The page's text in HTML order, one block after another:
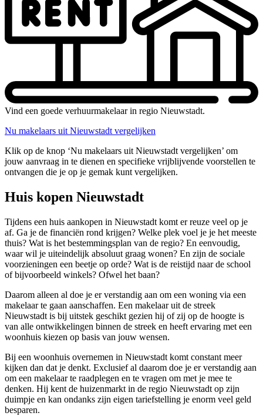
Vind een goede verhuurmakelaar in regio Nieuwstadt.
Nu makelaars uit Nieuwstadt vergelijken
Klik op de knop ‘Nu makelaars uit Nieuwstadt vergelijken’ om
jouw aanvraag in te dienen en specifieke vrijblijvende voorstellen te
ontvangen die je op je gemak kunt vergelijken.
Huis kopen Nieuwstadt
Tijdens een huis aankopen in Nieuwstadt komt er reuze veel op je
af. Ga je de financiën rond krijgen? Welke plek voel je je het meeste
thuis? Wat is het bestemmingsplan van de regio? En eenvoudig,
waar wil je uiteindelijk absoluut graag wonen? En zijn de sociale
voorzieningen een beetje op orde? Wat is de reistijd naar de school
of bijvoorbeeld winkels? Ofwel het baan?
Daarom alleen al doe je er verstandig aan om een woning via een
makelaar te gaan aanschaffen. Een makelaar uit de streek
Nieuwstadt is bij uitstek geschikt gezien hij of zij op de hoogte is
van alle ontwikkelingen binnen de streek en heeft ervaring met een
woonhuis kiezen op basis van jouw wensen.
Bij een woonhuis overnemen in Nieuwstadt komt constant meer
kijken dan dat je denkt. Exclusief al daarom doe je er verstandig aan
om een makelaar te raadplegen en te vragen om met je mee te
denken. Hij kent de huizenmarkt in de regio Nieuwstadt op zijn
duimpje en kan ondanks zijn eigen tariefstelling je enorm veel geld
besparen.